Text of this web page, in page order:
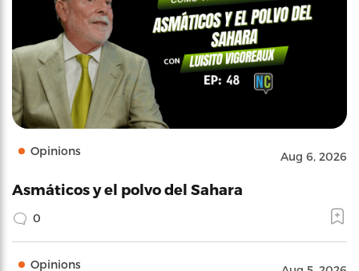
Opinions Aug 6, 2026
Asmáticos y el polvo del Sahara
0
Opinions